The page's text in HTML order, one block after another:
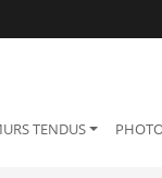
TENDUS